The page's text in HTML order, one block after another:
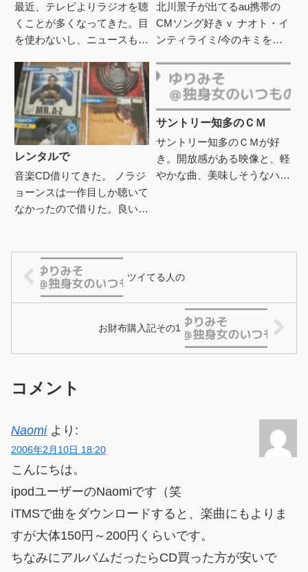
最近、テレビよりラジオを聴
くことが多くなってきた。目
を使わないし、ニュースも聴
い気がする。新聞をとってい
たのも試しに一時休止してみ
たら...
北川景子が出てるau携帯の
CMソング好きｖ ナオト・イ
ンティライミ/今のキミを忘
ーー♪ ついこのフレーズを一
緒に歌ったりたまに思い出
し...
レンタルで
音楽CD借りてきた。 ノラジ
ョーンスは一作目しか聴いて
なかったので借りた。良い良
も借りてみた。...
サントリー知多のＣＭ
サントリー知多のＣＭが好
き。開放感がある映像と、軽
やかな曲、美味しそうなハイ
ツイてる人の
お財布購入記その1
コメント
Naomi より:
2006年2月10日 18:20
こんにちは。
ipodユーザーのNaomiです（笑
iTMSで曲をダウンロードすると、楽曲にもよりま
すが大体150円～200円くらいです。
ちなみにアルバムだったらCD買った方が安いで